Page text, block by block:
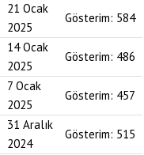
21 Ocak
2025
Gösterim: 584
14 Ocak
2025
Gösterim: 486
7 Ocak
2025
Gösterim: 457
31 Aralık
2024
Gösterim: 515